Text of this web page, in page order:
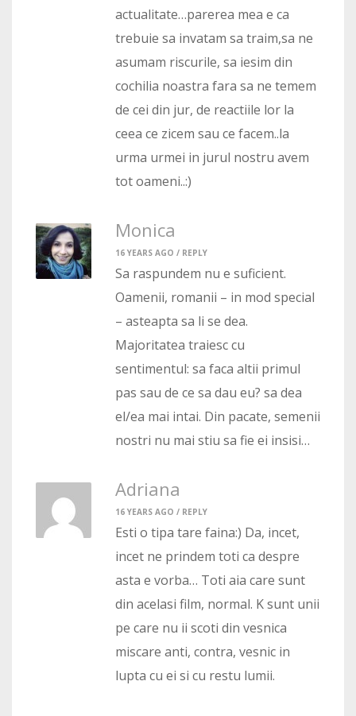
actualitate…parerea mea e ca
trebuie sa invatam sa traim,sa ne
asumam riscurile, sa iesim din
cochilia noastra fara sa ne temem
de cei din jur, de reactiile lor la
ceea ce zicem sau ce facem..la
urma urmei in jurul nostru avem
tot oameni..:)
Monica
16 YEARS AGO / REPLY
Sa raspundem nu e suficient.
Oamenii, romanii – in mod special
– asteapta sa li se dea.
Majoritatea traiesc cu
sentimentul: sa faca altii primul
pas sau de ce sa dau eu? sa dea
el/ea mai intai. Din pacate, semenii
nostri nu mai stiu sa fie ei insisi…
Adriana
16 YEARS AGO / REPLY
Esti o tipa tare faina:) Da, incet,
incet ne prindem toti ca despre
asta e vorba… Toti aia care sunt
din acelasi film, normal. K sunt unii
pe care nu ii scoti din vesnica
miscare anti, contra, vesnic in
lupta cu ei si cu restu lumii.